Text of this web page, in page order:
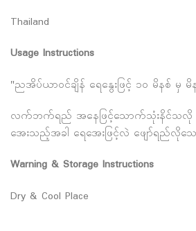
Thailand
Usage Instructions
"ညအိပ်ယာဝင်ချိန် ရေနွေးဖြင့် ၁၀ မိနစ် မှ မိန
လက်ဘက်ရည် အနေဖြင့်သောက်သုံးနိင်သလို စိ
အေးသည့်အခါ ရေအေးဖြင့်လဲ ဖျော်ရည်လိုသ
Warning & Storage Instructions
Dry & Cool Place